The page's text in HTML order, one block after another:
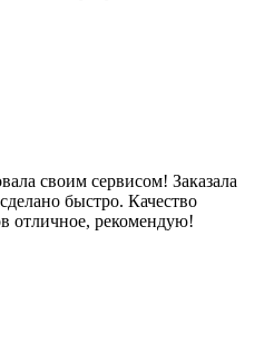
своим сервисом! Заказала
быстро. Качество
отличное, рекомендую!